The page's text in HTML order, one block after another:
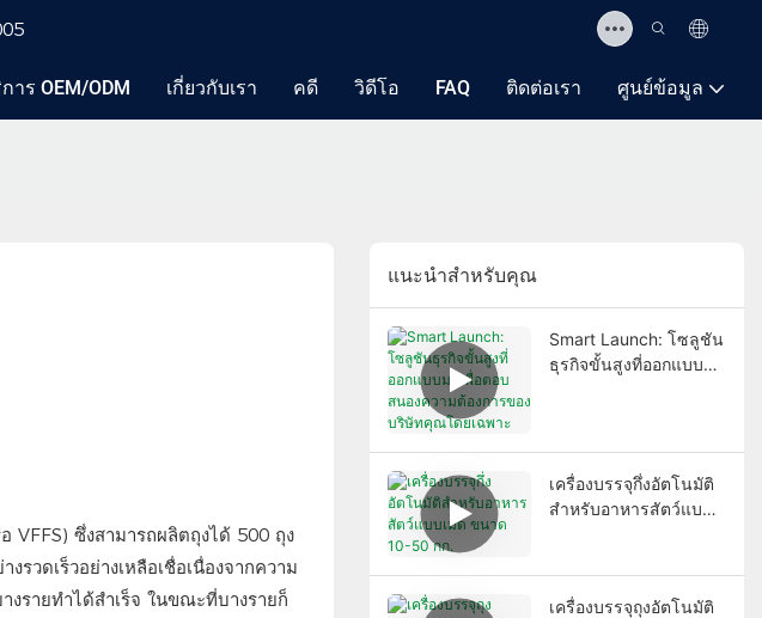
าร OEM/ODM เกี่ยวกับเรา คดี วิดีโอ FAQ ติดต่อเรา ศูนย์ข้อมูล
ซึ่งสามารถผลิตถุงได้ 500 ถุง
วดเร็วอย่างเหลือเชื่อเนื่องจากความ
งรายทำได้สำเร็จ ในขณะที่บางรายก็
แนะนำสำหรับคุณ
Smart Launch: โซลูชัน
ธุรกิจขั้นสูงที่ออกแบบมา
เครื่องบรรจุกึ่งอัตโนมัติ
สำหรับอาหารสัตว์แบบ
เครื่องบรรจุถุงอัตโนมัติ